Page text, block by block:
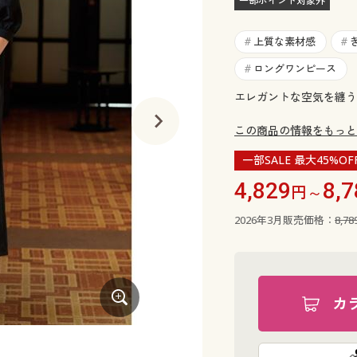
ネイビー コーディネート例
# 上質な素材感 #
# ロングワンピース
エレガントな空気を纏
この商品の情報をもっ
一部SALE 最大
4,829円～
2026年3月販売価格：
カ